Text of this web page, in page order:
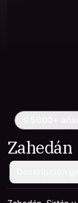
5000+
Zahedán